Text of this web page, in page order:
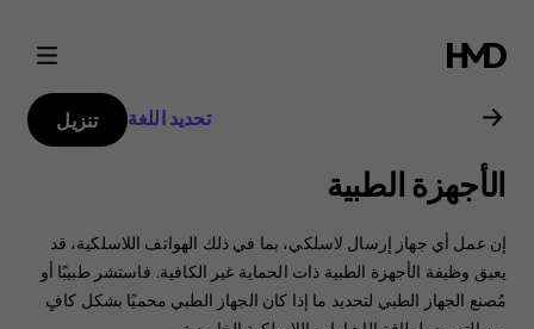
دليل
مستخدم
هاتف
Nokia
8.1
تحديد اللغة تنزيل
الأجهزة الطبية
‏‫إن عمل أي جهاز إرسال لاسلكي، بما في ذلك الهواتف اللاسلكية، قد
يعيق وظيفة الأجهزة الطبية ذات الحماية غير الكافية.‬ فاستشر طبيبًا أو
مُصنع الجهاز الطبي لتحديد ما إذا كان الجهاز الطبي محميًا بشكل كافٍ